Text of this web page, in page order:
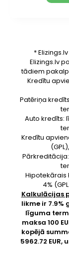
*
Elizings.lv
tādiem
Kredītu
Patēriņa
Auto kredīts:
Kredītu
Hipotekārais
4%
Kalkulācijas
likme ir 7.9%
līguma
maksa 100
kopējā
5962.72